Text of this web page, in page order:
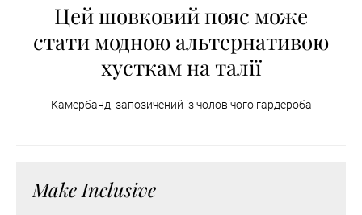
Цей шовковий пояс може
стати модною альтернативою
хусткам на талії
Камербанд, запозичений із чоловічого гардероба
Make Inclusive